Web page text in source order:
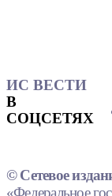
ИС ВЕСТИ
В
СОЦСЕТЯХ
© Сетевое
«Федеральное